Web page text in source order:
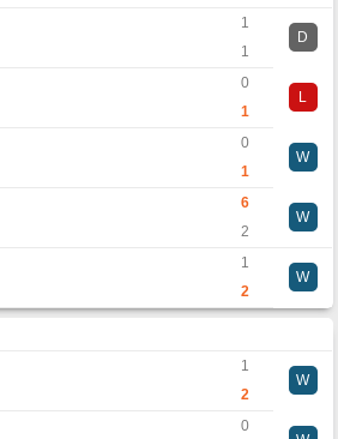
1
D
1
0
L
1
0
W
1
6
W
2
1
W
2
1
W
2
0